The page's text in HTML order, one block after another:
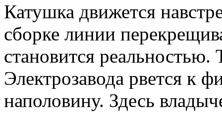
Катушка движется
сборке линии
становится
Электрозавода рвется к
наполовину. Здесь